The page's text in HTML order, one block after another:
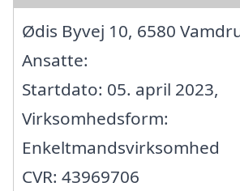
Ødis Byvej 10, 6580
Ansatte:
Startdato: 05. april 2023,
Virksomhedsform:
Enkeltmandsvirksomhed
CVR: 43969706